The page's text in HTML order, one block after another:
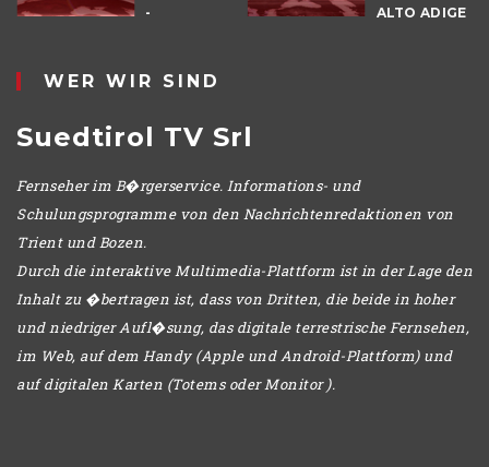
-
ALTO ADIGE
WER WIR SIND
Suedtirol TV Srl
Fernseher im B�rgerservice. Informations- und
Schulungsprogramme von den Nachrichtenredaktionen von
Trient und Bozen.
Durch die interaktive Multimedia-Plattform ist in der Lage den
Inhalt zu �bertragen ist, dass von Dritten, die beide in hoher
und niedriger Aufl�sung, das digitale terrestrische Fernsehen,
im Web, auf dem Handy (Apple und Android-Plattform) und
auf digitalen Karten (Totems oder Monitor ).